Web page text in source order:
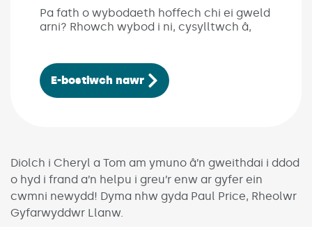
Pa fath o wybodaeth hoffech chi ei gweld
arni? Rhowch wybod i ni, cysylltwch â,
E-bostiwch nawr
Diolch i Cheryl a Tom am ymuno â’n gweithdai i ddod
o hyd i frand a’n helpu i greu’r enw ar gyfer ein
cwmni newydd! Dyma nhw gyda Paul Price, Rheolwr
Gyfarwyddwr Llanw.